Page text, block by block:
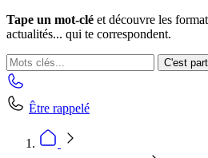
Tape un mot-clé et découvre les
actualités... qui te correspondent.
C'est
Être rappelé